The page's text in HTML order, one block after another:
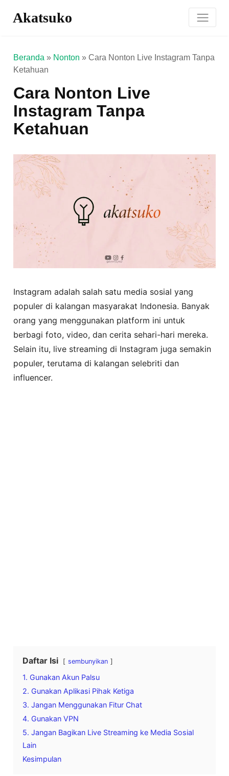
Akatsuko
Beranda » Nonton »Cara Nonton Live Instagram Tanpa
Ketahuan
Cara Nonton Live
Instagram Tanpa
Ketahuan
Instagram adalah salah satu media sosial yang
populer di kalangan masyarakat Indonesia. Banyak
orang yang menggunakan platform ini untuk
berbagi foto, video, dan cerita sehari-hari mereka.
Selain itu, live streaming di Instagram juga semakin
populer, terutama di kalangan selebriti dan
influencer.
Daftar Isi sembunyikan
1. Gunakan Akun Palsu
2. Gunakan Aplikasi Pihak Ketiga
3. Jangan Menggunakan Fitur Chat
4. Gunakan VPN
5. Jangan Bagikan Live Streaming ke Media Sosial
Lain
Kesimpulan